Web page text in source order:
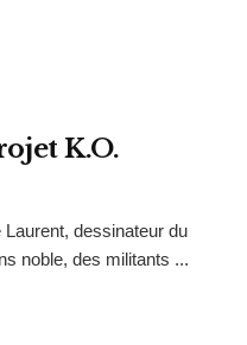
K.O.
Laurent, dessinateur du
noble, des militants ...